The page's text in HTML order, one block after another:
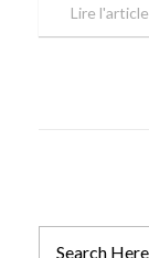
Lire l'article